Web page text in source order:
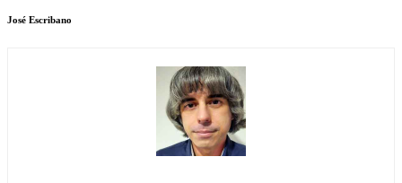
José Escribano